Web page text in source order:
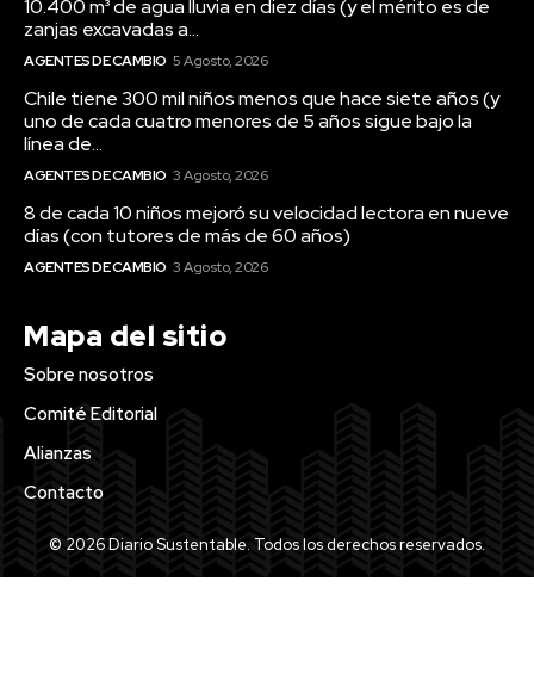
10.400 m³ de agua lluvia en diez días (y el mérito es de
zanjas excavadas a...
AGENTES DE CAMBIO 5 Agosto, 2026
Chile tiene 300 mil niños menos que hace siete años (y
uno de cada cuatro menores de 5 años sigue bajo la
línea de...
AGENTES DE CAMBIO 3 Agosto, 2026
8 de cada 10 niños mejoró su velocidad lectora en nueve
días (con tutores de más de 60 años)
AGENTES DE CAMBIO 3 Agosto, 2026
Mapa del sitio
Sobre nosotros
Comité Editorial
Alianzas
Contacto
© 2026 Diario Sustentable. Todos los derechos reservados.